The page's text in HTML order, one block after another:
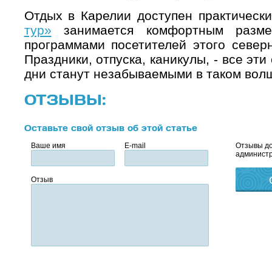
Отдых в Карелии доступен
тур» занимается комфортным
программами посетителей этого
Праздники, отпуска, каникулы, - все
дни станут незабываемыми в таком
ОТЗЫВЫ:
Оставьте свой отзыв об этой статье
Ваше имя E-mail
Отзыв
Отзывы